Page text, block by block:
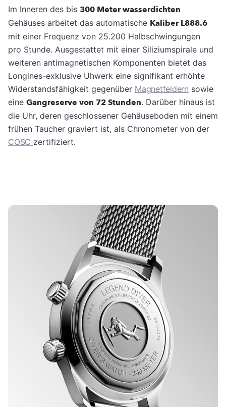
Im Inneren des bis 300 Meter wasserdichten
Gehäuses arbeitet das automatische Kaliber L888.6
mit einer Frequenz von 25.200 Halbschwingungen
pro Stunde. Ausgestattet mit einer Siliziumspirale und
weiteren antimagnetischen Komponenten bietet das
Longines-exklusive Uhwerk eine signifikant erhöhte
Widerstandsfähigkeit gegenüber Magnetfeldern sowie
eine Gangreserve von 72 Stunden. Darüber hinaus ist
die Uhr, deren geschlossener Gehäuseboden mit einem
frühen Taucher graviert ist, als Chronometer von der
COSC zertifiziert.